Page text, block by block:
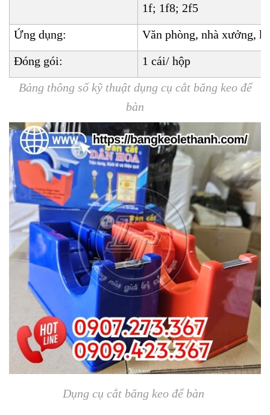
1f; 1f8; 2f5
Ứng dụng:
Văn phòng, nhà xưởng,
Đóng gói:
1 cái/ hộp
Bảng thông số kỹ thuật dụng cụ cắt băng keo để
bàn
Dụng cụ cắt băng keo để bàn